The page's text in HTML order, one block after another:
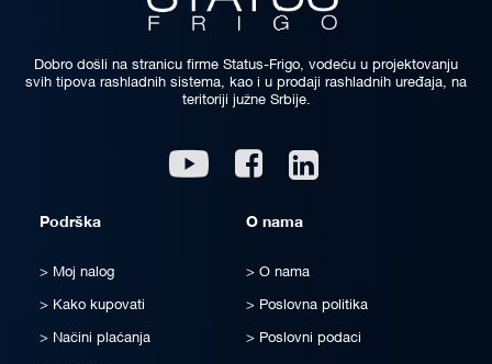
Dobro došli na stranicu firme Status-Frigo, vodeću u projektovanju
svih tipova rashladnih sistema, kao i u prodaji rashladnih uređaja, na
teritoriji južne Srbije.
Youtube Facebook
Podrška
Moj nalog
Kako kupovati
Načini plaćanja
O nama
O nama
Poslovna politika
Poslovni podaci